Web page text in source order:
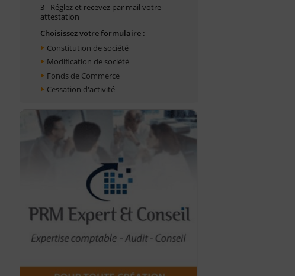
3 - Réglez et recevez par mail votre
attestation
Choisissez votre formulaire :
Constitution de société
Modification de société
Fonds de Commerce
Cessation d'activité